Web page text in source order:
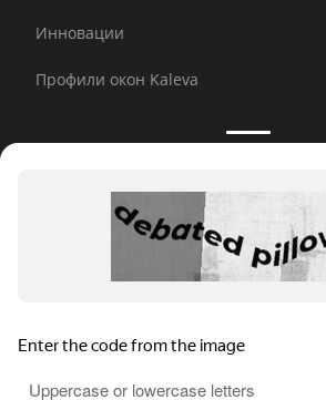
Инновации
Профили окон Kaleva
Принимаем к оплате:
E-mail рассылка